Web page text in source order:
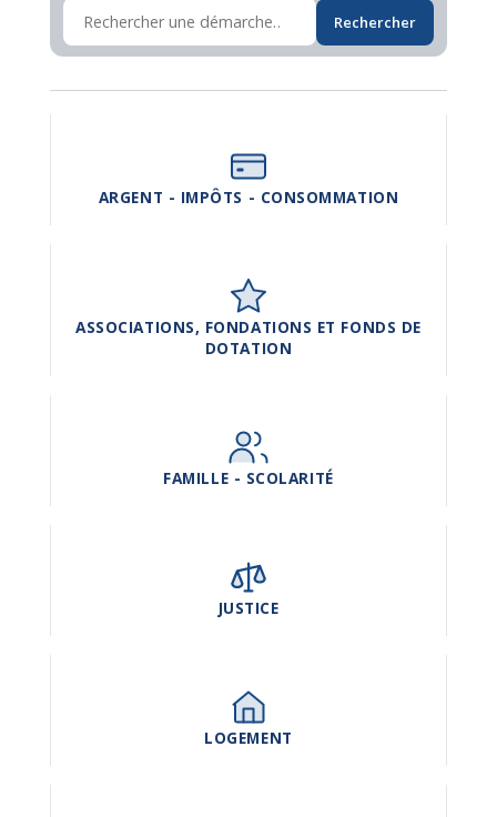
Rechercher
ARGENT - IMPÔTS - CONSOMMATION
ASSOCIATIONS, FONDATIONS ET FONDS DE
DOTATION
FAMILLE - SCOLARITÉ
JUSTICE
LOGEMENT